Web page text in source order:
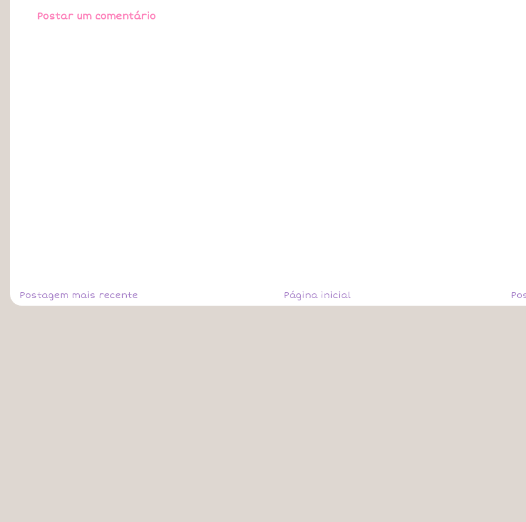
Postar um comentário
Postagem mais recente Página inicial